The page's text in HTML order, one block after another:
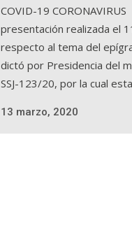
COVID-19
presentación realizada el
respecto al tema del
dictó por Presidencia del
SSJ-123/20, por la cual
13 marzo, 2020